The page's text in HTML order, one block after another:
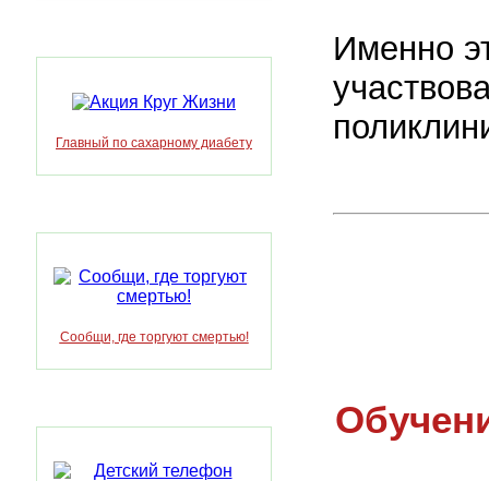
Главный по сахарному диабету
Сообщи, где торгуют смертью!
Именно